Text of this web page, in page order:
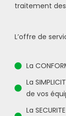
traitement des
L’offre de
La
La
de vos
La